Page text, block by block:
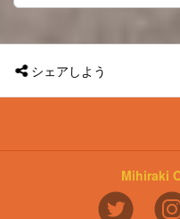
シェアしよう
Mihiraki